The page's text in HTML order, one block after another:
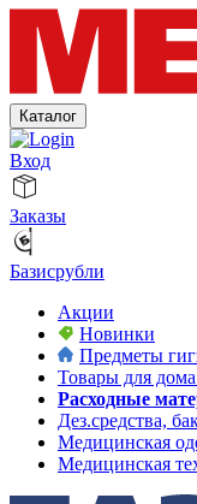
Каталог
Вход
Заказы
Базисрубли
Акции
Новинки
Предметы
Товары для
Расходные
Дез.средства,
Медицинская
Медицинская